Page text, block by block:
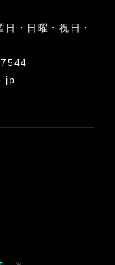
・日曜・祝日・